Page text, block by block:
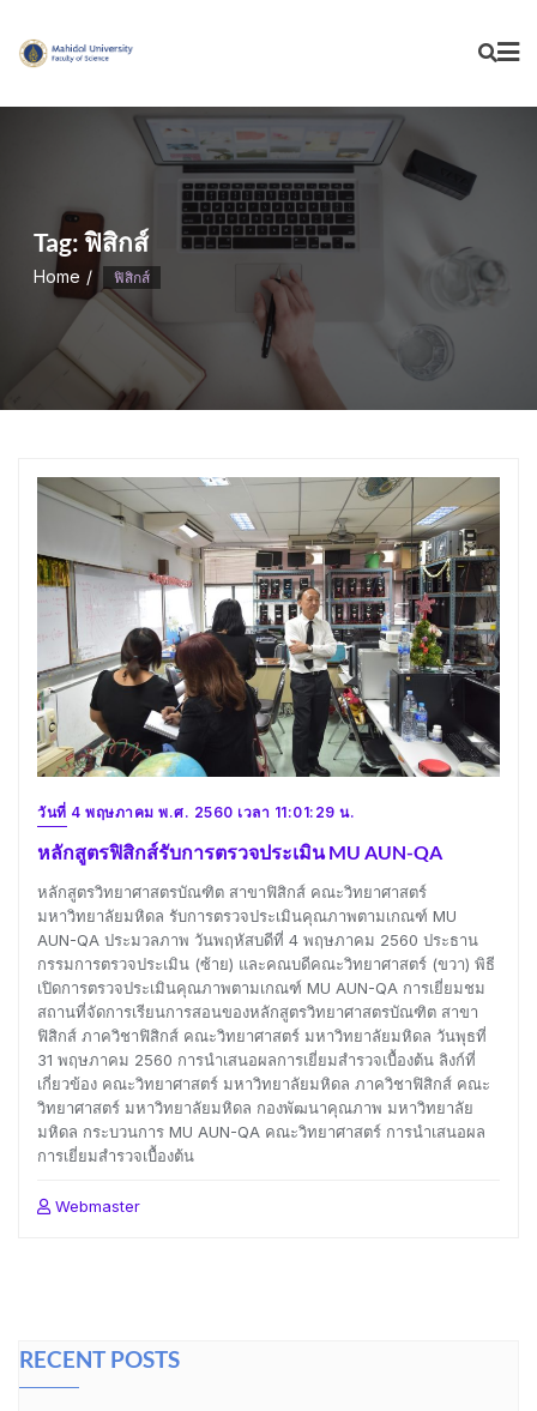
content
Tag: ฟิสิกส์
Home ฟิสิกส์
วันที่ 4 พฤษภาคม พ.ศ. 2560 เวลา 11:01:29 น.
หลักสูตรฟิสิกส์รับการตรวจประเมิน MU AUN-QA
หลักสูตรวิทยาศาสตรบัณฑิต สาขาฟิสิกส์ คณะวิทยาศาสตร์
มหาวิทยาลัยมหิดล รับการตรวจประเมินคุณภาพตามเกณฑ์ MU
AUN-QA ประมวลภาพ วันพฤหัสบดีที่ 4 พฤษภาคม 2560 ประธาน
กรรมการตรวจประเมิน (ซ้าย) และคณบดีคณะวิทยาศาสตร์ (ขวา) พิธี
เปิดการตรวจประเมินคุณภาพตามเกณฑ์ MU AUN-QA การเยี่ยมชม
สถานที่จัดการเรียนการสอนของหลักสูตรวิทยาศาสตรบัณฑิต สาขา
ฟิสิกส์ ภาควิชาฟิสิกส์ คณะวิทยาศาสตร์ มหาวิทยาลัยมหิดล วันพุธที่
31 พฤษภาคม 2560 การนำเสนอผลการเยี่ยมสำรวจเบื้องต้น ลิงก์ที่
เกี่ยวข้อง คณะวิทยาศาสตร์ มหาวิทยาลัยมหิดล ภาควิชาฟิสิกส์ คณะ
วิทยาศาสตร์ มหาวิทยาลัยมหิดล กองพัฒนาคุณภาพ มหาวิทยาลัย
มหิดล กระบวนการ MU AUN-QA คณะวิทยาศาสตร์ การนำเสนอผล
การเยี่ยมสำรวจเบื้องต้น
Webmaster
RECENT POSTS